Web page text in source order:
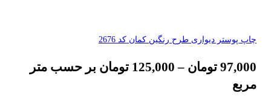
چاپ پوستر دیواری طرح رنگین کمان کد 2676
97,000 تومان –
125,000 تومان بر حسب متر
مربع